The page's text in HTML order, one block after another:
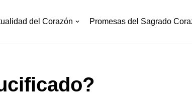
del Corazón Promesas del Sagrado